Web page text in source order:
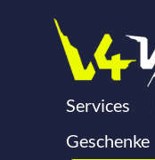
Services
Geschenke
MOBILE
Letzte